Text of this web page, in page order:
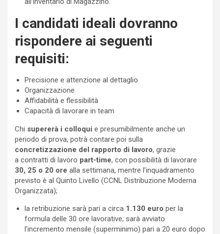
I candidati ideali dovranno
rispondere ai seguenti
requisiti:
Precisione e attenzione al dettaglio
Organizzazione
Affidabilità e flessibilità
Capacità di lavorare in team
Chi supererà i colloqui e presumibilmente anche un
periodo di prova, potrà contare poi sulla
concretizzazione del rapporto di lavoro, grazie
a contratti di lavoro part-time, con possibilità di lavorare
30, 25 o 20 ore alla settimana, mentre l’inquadramento
previsto è al Quinto Livello (CCNL Distribuzione Moderna
Organizzata);
la retribuzione sarà pari a circa 1.130 euro per la
formula delle 30 ore lavorative; sarà avviato
l’incremento mensile (superminimo) pari a 20 euro dopo